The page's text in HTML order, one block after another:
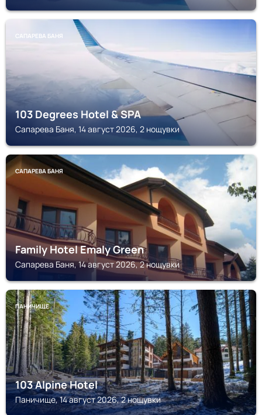
САПАРЕВА БАНЯ
103 Degrees Hotel & SPA
Сапарева Баня, 14 август 2026, 2 нощувки
САПАРЕВА БАНЯ
Family Hotel Emaly Green
Сапарева Баня, 14 август 2026, 2 нощувки
ПАНИЧИЩЕ
103 Alpine Hotel
Паничище, 14 август 2026, 2 нощувки